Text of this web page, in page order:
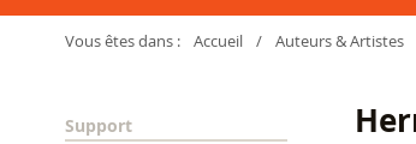
Vous êtes dans : Accueil / Auteurs & Artistes
Support